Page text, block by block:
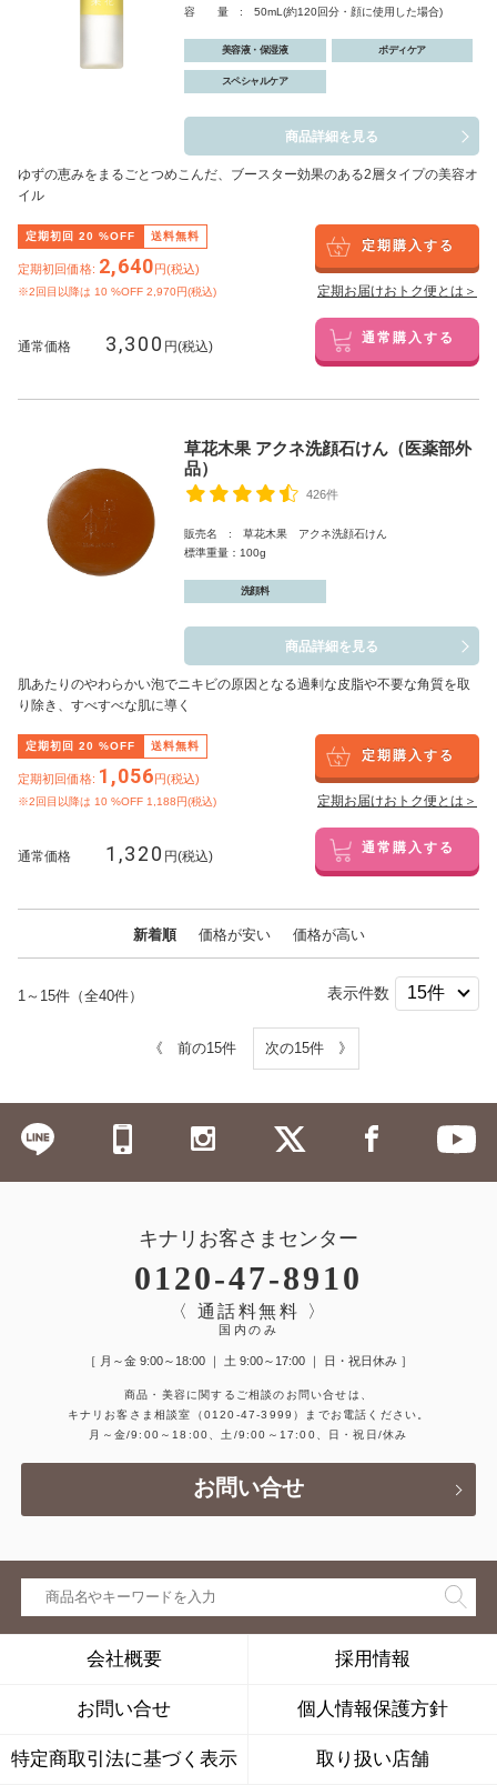
容 量 : 50mL(約120回分・顔に使用した場合)
美容液・保湿液 ボディケア
スペシャルケア
商品詳細を見る
ゆずの恵みをまるごとつめこんだ、ブースター効果のある2層タイプの美容オ
イル
定期初回 20 %OFF 送料無料
定期初回価格: 2,640円(税込)
※2回目以降は 10 %OFF 2,970円(税込)
定期購入する
定期お届けおトク便とは＞
通常価格 3,300 円(税込) 通常購入する
草花木果 アクネ洗顔石けん（医薬部外
品）
426件
販売名 : 草花木果 アクネ洗顔石けん
標準重量：100g
洗顔料
商品詳細を見る
肌あたりのやわらかい泡でニキビの原因となる過剰な皮脂や不要な角質を取
り除き、すべすべな肌に導く
定期初回 20 %OFF 送料無料
定期初回価格: 1,056円(税込)
※2回目以降は 10 %OFF 1,188円(税込)
定期購入する
定期お届けおトク便とは＞
通常価格 1,320 円(税込) 通常購入する
新着順 価格が安い 価格が高い
1～15件（全40件） 表示件数
《 前の15件 次の15件 》
キナリお客さまセンター
0120-47-8910
〈 通話料無料 〉
国内のみ
［ 月～金 9:00～18:00 ｜ 土 9:00～17:00 ｜ 日・祝日休み ］
商品・美容に関するご相談のお問い合せは、
キナリお客さま相談室
（0120-47-3999）
までお電話ください。
月～金/9:00～18:00、土/9:00～17:00、日・祝日/休み
お問い合せ
会社概要 採用情報
お問い合せ 個人情報保護方針
特定商取引法に基づく表示 取り扱い店舗